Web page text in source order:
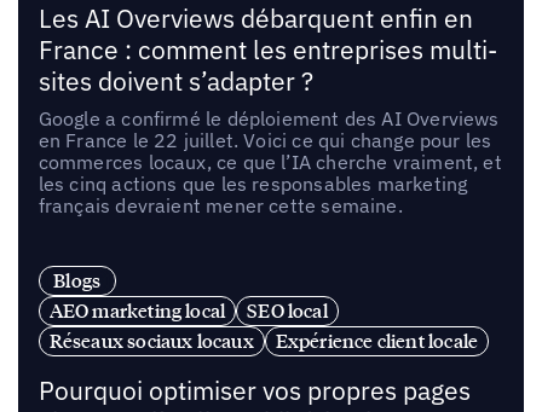
Les AI Overviews débarquent enfin en
France : comment les entreprises multi-
sites doivent s’adapter ?
Google a confirmé le déploiement des AI Overviews
en France le 22 juillet. Voici ce qui change pour les
commerces locaux, ce que l’IA cherche vraiment, et
les cinq actions que les responsables marketing
français devraient mener cette semaine.
Blogs
AEO marketing local
SEO local
Réseaux sociaux locaux
Expérience client locale
Pourquoi optimiser vos propres pages